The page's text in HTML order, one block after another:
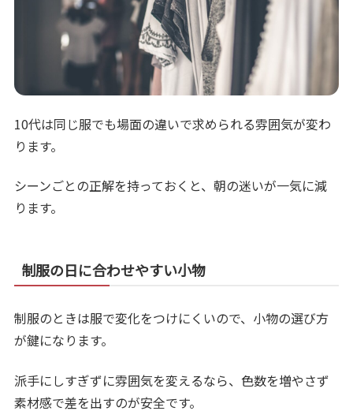
10代は同じ服でも場面の違いで求められる雰囲気が変わ
ります。
シーンごとの正解を持っておくと、朝の迷いが一気に減
ります。
制服の日に合わせやすい小物
制服のときは服で変化をつけにくいので、小物の選び方
が鍵になります。
派手にしすぎずに雰囲気を変えるなら、色数を増やさず
素材感で差を出すのが安全です。